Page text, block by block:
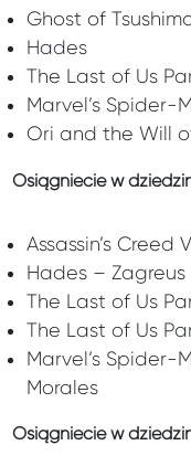
Ghost of
Hades
The Last of Us
Marvel’s Spider-
Ori and the Will
Osiągniecie w
Assassin’s
Hades – Zagreus
The Last of Us
The Last of Us
Marvel’s Spider-
Morales
Osiągniecie w